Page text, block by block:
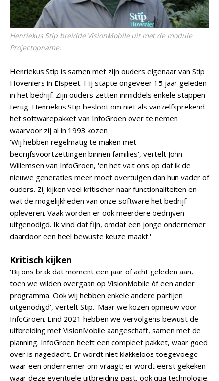
Henriekus Stip breidde VisionMobile uit met de module
Projectopname.
Henriekus Stip is samen met zijn ouders eigenaar van Stip
Hoveniers in Elspeet. Hij stapte ongeveer 15 jaar geleden
in het bedrijf. Zijn ouders zetten inmiddels enkele stappen
terug. Henriekus Stip besloot om niet als vanzelfsprekend
het softwarepakket van InfoGroen over te nemen
waarvoor zij al in 1993 kozen
'Wij hebben regelmatig te maken met
bedrijfsvoortzettingen binnen families', vertelt John
Willemsen van InfoGroen, 'en het valt ons op dat ik de
nieuwe generaties meer moet overtuigen dan hun vader of
ouders. Zij kijken veel kritischer naar functionaliteiten en
wat de mogelijkheden van onze software het bedrijf
opleveren. Vaak worden er ook meerdere bedrijven
uitgenodigd. Ik vind dat fijn, omdat een jonge ondernemer
daardoor een heel bewuste keuze maakt.'
Kritisch kijken
'Bij ons brak dat moment een jaar of acht geleden aan,
toen we wilden overgaan op VisionMobile óf een ander
programma. Ook wij hebben enkele andere partijen
uitgenodigd', vertelt Stip. 'Maar we kozen opnieuw voor
InfoGroen. Eind 2021 hebben we vervolgens bewust de
uitbreiding met VisionMobile aangeschaft, samen met de
planning. InfoGroen heeft een compleet pakket, waar goed
over is nagedacht. Er wordt niet klakkeloos toegevoegd
waar een ondernemer om vraagt; er wordt eerst gekeken
waar deze eventuele uitbreiding past, ook qua technologie.